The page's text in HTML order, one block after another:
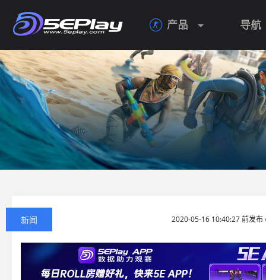
 产品 导航
新闻 2020-05-16 10:40:27 前发布